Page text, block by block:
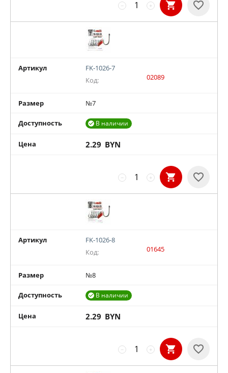
+
−
Артикул
FK-1026-7
Код:
02089
Размер №7
Доступность В наличии

Цена 2.29 BYN
+
−
Артикул
FK-1026-8
Код:
01645
Размер №8
Доступность В наличии

Цена 2.29 BYN
+
−